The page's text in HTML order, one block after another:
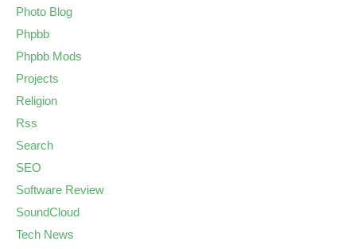
Photo Blog
Phpbb
Phpbb Mods
Projects
Religion
Rss
Search
SEO
Software Review
SoundCloud
Tech News